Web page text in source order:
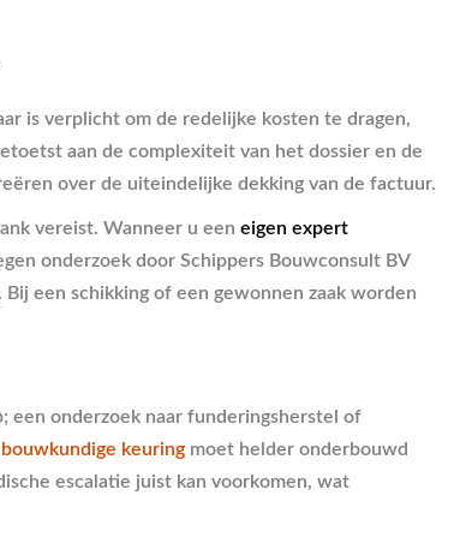
is verplicht om de redelijke kosten te dragen,
aan de complexiteit van het dossier en de
over de uiteindelijke dekking van de factuur.
vereist. Wanneer u een eigen expert
onderzoek door Schippers Bouwconsult BV
een schikking of een gewonnen zaak worden
een onderzoek naar funderingsherstel of
bouwkundige keuring moet helder onderbouwd
escalatie juist kan voorkomen, wat